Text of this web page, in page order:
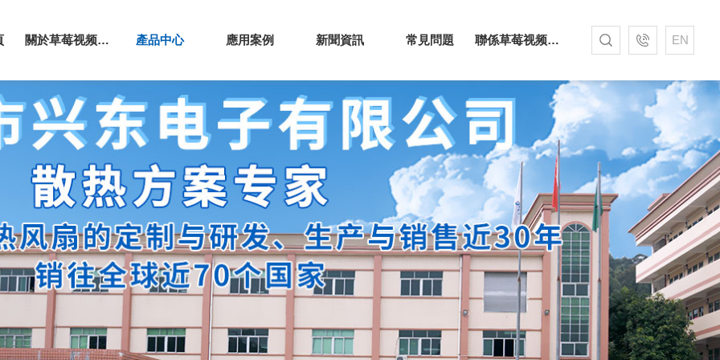
關於草莓视频APP色污 產品中心 應用案例 新聞資訊 常見問題 聯係草莓视频APP色污 EN